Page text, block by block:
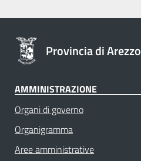
Provincia di Arezzo
AMMINISTRAZIONE
Organi di governo
Organigramma
Aree amministrative